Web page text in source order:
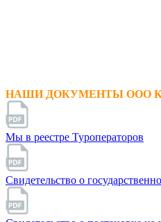
НАШИ ДОКУМЕНТЫ ООО
Мы в реестре Туроператоров
Свидетельство о